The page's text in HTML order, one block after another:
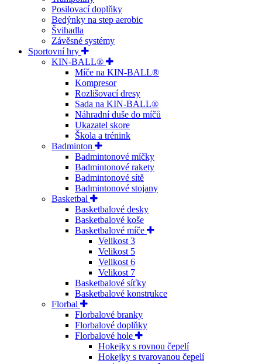
Posilovací doplňky
Bedýnky na step aerobic
Švihadla
Závěsné systémy
Sportovní hry
KIN-BALL®
Míče na KIN-BALL®
Kompresor
Rozlišovací dresy
Sada na KIN-BALL®
Náhradní duše do míčů
Ukazatel skore
Škola a trénink
Badminton
Badmintonové míčky
Badmintonové rakety
Badmintonové sítě
Badmintonové stojany
Basketbal
Basketbalové desky
Basketbalové koše
Basketbalové míče
Velikost 3
Velikost 5
Velikost 6
Velikost 7
Basketbalové síťky
Basketbalové konstrukce
Florbal
Florbalové branky
Florbalové doplňky
Florbalové hole
Hokejky s rovnou čepelí
Hokejky s tvarovanou čepelí